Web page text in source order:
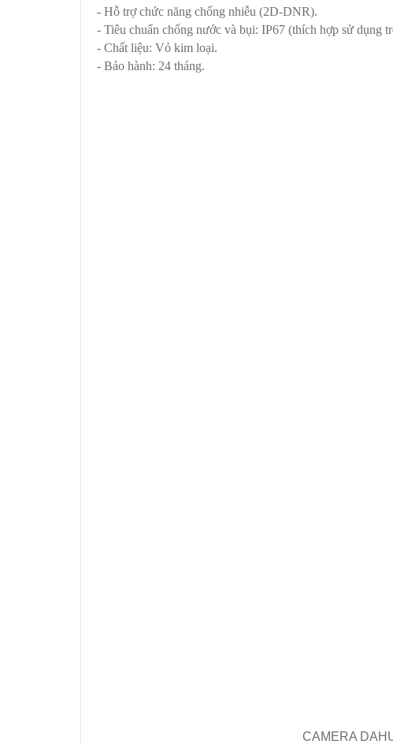
- Hỗ trợ chức năng chống nhiễu (2D-DNR).
- Tiêu chuẩn chống nước và bụi: IP67 (thích hợp sử dụng
- Chất liệu: Vỏ kim loại.
- Bảo hành: 24 tháng.
CAMERA